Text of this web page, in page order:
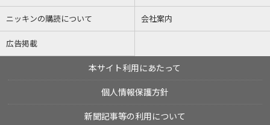
ニッキンの購読について 会社案内
広告掲載
本サイト利用にあたって
個人情報保護方針
新聞記事等の利用について